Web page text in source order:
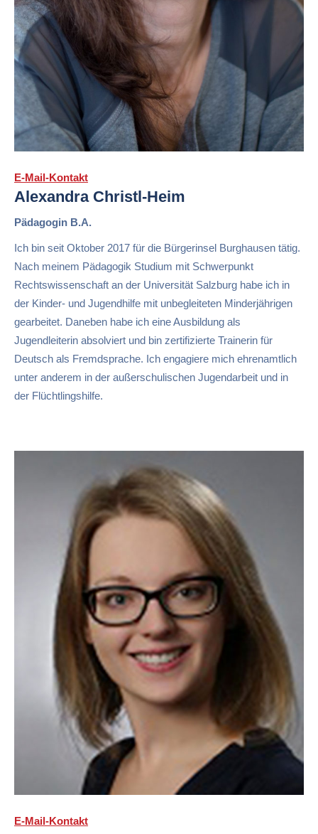
E-Mail-Kontakt
Alexandra Christl-Heim
Pädagogin B.A.
Ich bin seit Oktober 2017 für die Bürgerinsel Burghausen tätig.
Nach meinem Pädagogik Studium mit Schwerpunkt
Rechtswissenschaft an der Universität Salzburg habe ich in
der Kinder- und Jugendhilfe mit unbegleiteten Minderjährigen
gearbeitet. Daneben habe ich eine Ausbildung als
Jugendleiterin absolviert und bin zertifizierte Trainerin für
Deutsch als Fremdsprache. Ich engagiere mich ehrenamtlich
unter anderem in der außerschulischen Jugendarbeit und in
der Flüchtlingshilfe.
E-Mail-Kontakt